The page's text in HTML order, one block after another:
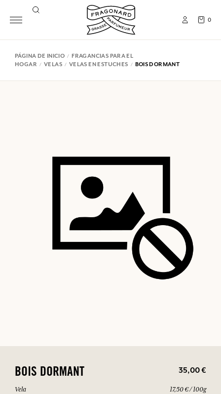
0
PÁGINA DE INICIO
FRAGANCIAS PARA EL
HOGAR
VELAS VELAS EN ESTUCHES BOIS DORMANT
BOIS DORMANT 35,00 €
Vela
17,50 € / 100g